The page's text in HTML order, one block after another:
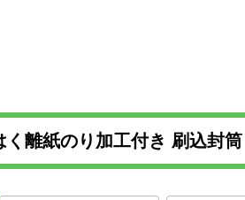
く離紙のり加工付き 刷込封筒